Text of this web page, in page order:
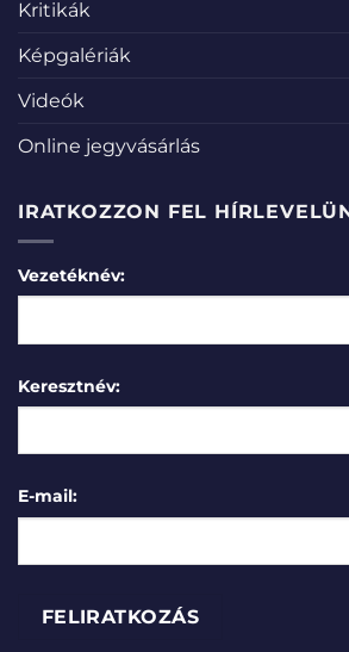
Kritikák
Képgalériák
Videók
Online jegyvásárlás
IRATKOZZON FEL
Vezetéknév:
Keresztnév:
E-mail: